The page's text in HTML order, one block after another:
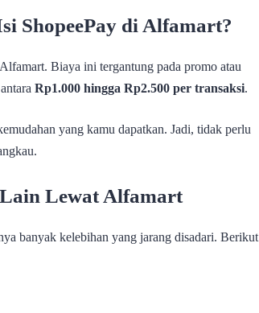
ShopeePay di Alfamart?
Biaya ini tergantung pada promo atau
Rp1.000 hingga Rp2.500 per transaksi.
yang kamu dapatkan. Jadi, tidak perlu
Lewat Alfamart
banyak kelebihan yang jarang disadari. Berikut